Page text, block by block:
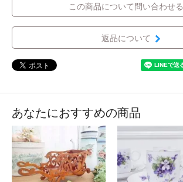
この商品について問い合わせる
返品について
あなたにおすすめの商品